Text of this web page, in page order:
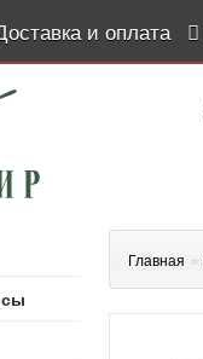
и оплата
Главная »